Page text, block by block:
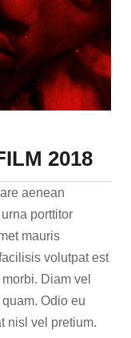
2018
aenean
porttitor
mauris
volutpat est
Diam vel
Odio eu
nisl vel pretium.